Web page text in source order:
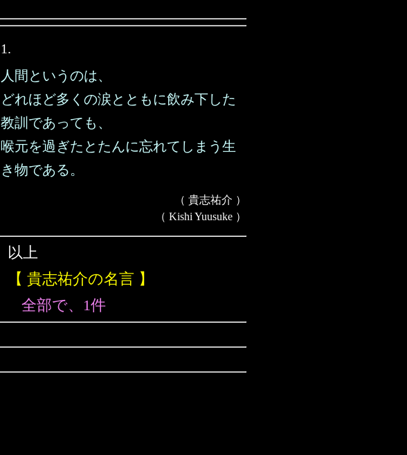
1.
人間というのは、
どれほど多くの涙とともに飲み下した
教訓であっても、
喉元を過ぎたとたんに忘れてしまう生
き物である。
（ 貴志祐介 ）
（ Kishi Yuusuke ）
以上
【 貴志祐介の名言 】
全部で、1件